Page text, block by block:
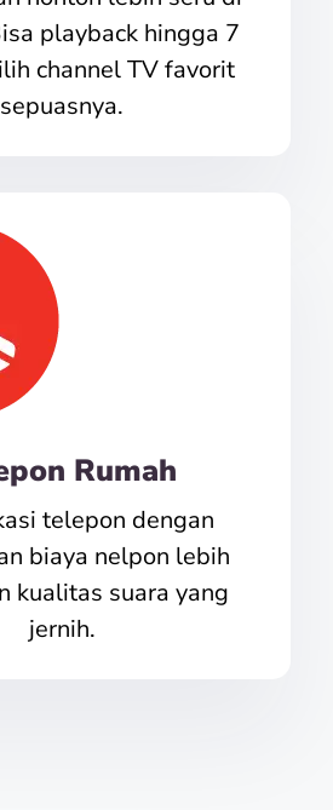
playback hingga 7
channel TV favorit
sepuasnya.
Rumah
telepon dengan
biaya nelpon lebih
kualitas suara yang
jernih.